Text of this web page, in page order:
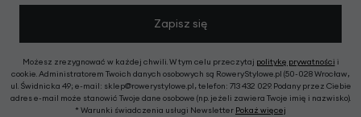
Zapisz się
Możesz zrezygnować w każdej chwili. W tym celu przeczytaj politykę prywatności i
cookie. Administratorem Twoich danych osobowych są RoweryStylowe.pl (50-028 Wrocław,
ul. Świdnicka 49; e-mail: sklep@rowerystylowe.pl, telefon: 713 432 029. Podany przez Ciebie
adres e-mail może stanowić Twoje dane osobowe (np. jeżeli zawiera Twoje imię i nazwisko).
* Warunki świadczenia usługi Newsletter Pokaż więcej